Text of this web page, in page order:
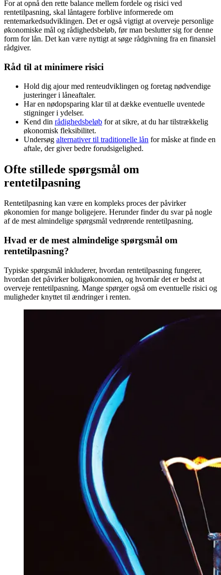
For at opnå den rette balance mellem fordele og risici ved
rentetilpasning, skal låntagere forblive informerede om
rentemarkedsudviklingen. Det er også vigtigt at overveje personlige
økonomiske mål og rådighedsbeløb, før man beslutter sig for denne
form for lån. Det kan være nyttigt at søge rådgivning fra en finansiel
rådgiver.
Råd til at minimere risici
Hold dig ajour med renteudviklingen og foretag nødvendige
justeringer i låneaftaler.
Har en nødopsparing klar til at dække eventuelle uventede
stigninger i ydelser.
Kend din rådighedsbeløb for at sikre, at du har tilstrækkelig
økonomisk fleksibilitet.
Undersøg alternativer til traditionelle lån for måske at finde en
aftale, der giver bedre forudsigelighed.
Ofte stillede spørgsmål om
rentetilpasning
Rentetilpasning kan være en kompleks proces der påvirker
økonomien for mange boligejere. Herunder finder du svar på nogle
af de mest almindelige spørgsmål vedrørende rentetilpasning.
Hvad er de mest almindelige spørgsmål om
rentetilpasning?
Typiske spørgsmål inkluderer, hvordan rentetilpasning fungerer,
hvordan det påvirker boligøkonomien, og hvornår det er bedst at
overveje rentetilpasning. Mange spørger også om eventuelle risici og
muligheder knyttet til ændringer i renten.